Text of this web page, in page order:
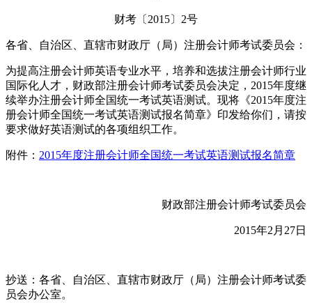
财考〔2015〕2号
各省、自治区、直辖市财政厅（局）注册会计师考试委员会：
为提高注册会计师英语专业水平，培养和选拔注册会计师行业
国际化人才，财政部注册会计师考试委员会决定，2015年度继
续举办注册会计师全国统一考试英语测试。现将《2015年度注
册会计师全国统一考试英语测试报名简章》印发给你们，请按
要求做好英语测试的各项组织工作。
附件： 2015年度注册会计师全国统一考试英语测试报名简章
财政部注册会计师考试委员会
2015年2月27日
抄送：各省、自治区、直辖市财政厅（局）注册会计师考试委
员会办公室。